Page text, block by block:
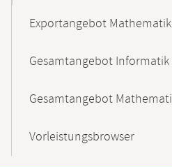
Exportangebot Mathematik
Gesamtangebot Informatik
Gesamtangebot
Vorleistungsbrowser